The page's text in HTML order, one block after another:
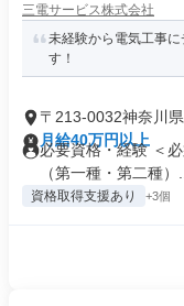
三電サービス株式会社
未経験から電気工事
す！
〒213-0032神奈川
月給40万円以上
必要資格・経験 ＜
（第一種・第二種）...
資格取得支援あり +3個